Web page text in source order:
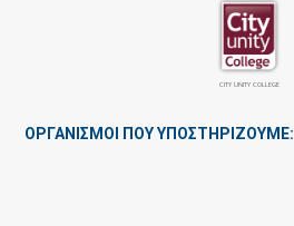
CITY UNITY COLLEGE
ΟΡΓΑΝΙΣΜΟΙ ΠΟΥ ΥΠΟΣΤΗΡΙΖΟΥΜΕ: